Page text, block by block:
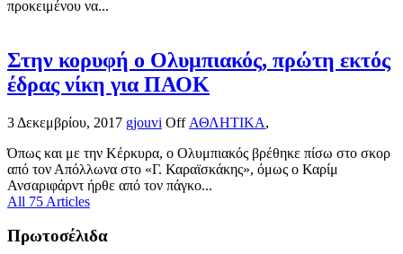
προκειμένου να...
Στην κορυφή ο Ολυμπιακός, πρώτη εκτός
έδρας νίκη για ΠΑΟΚ
3 Δεκεμβρίου, 2017 gjouvi Off ΑΘΛΗΤΙΚΑ,
Όπως και με την Κέρκυρα, ο Ολυμπιακός βρέθηκε πίσω στο σκορ
από τον Απόλλωνα στο «Γ. Καραϊσκάκης», όμως ο Καρίμ
Ανσαριφάρντ ήρθε από τον πάγκο...
All 75 Articles
Πρωτοσέλιδα